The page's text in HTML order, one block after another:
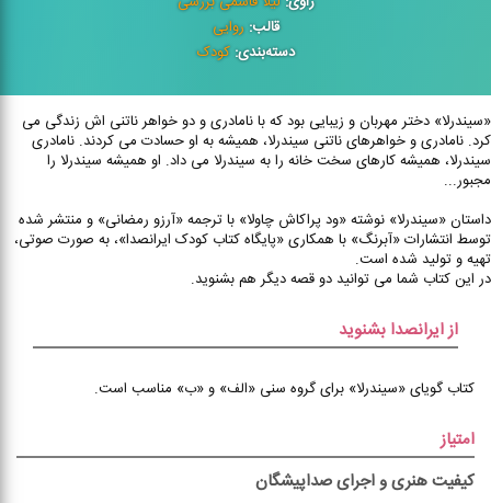
قالب: روایی
دسته‌بندی: کودک
«سیندرلا» دختر مهربان و زیبایی بود که با نامادری و دو خواهر ناتنی اش زندگی می
کرد. نامادری و خواهرهای ناتنی سیندرلا، همیشه به او حسادت می کردند. نامادری
سیندرلا، همیشه کارهای سخت خانه را به سیندرلا می داد. او همیشه سیندرلا را
مجبور...
داستان «سیندرلا» نوشته «ود پراکاش چاولا» با ترجمه «آرزو رمضانی» و منتشر شده
توسط انتشارات «آبرنگ» با همکاری «پایگاه کتاب کودک ایرانصدا»، به صورت صوتی،
تهیه و تولید شده است.
در این کتاب شما می توانید دو قصه دیگر هم بشنوید.
از ایرانصدا بشنوید
کتاب گویای «سیندرلا» برای گروه سنی «الف» و «ب» مناسب است.
امتیاز
کیفیت هنری و اجرای صداپیشگان